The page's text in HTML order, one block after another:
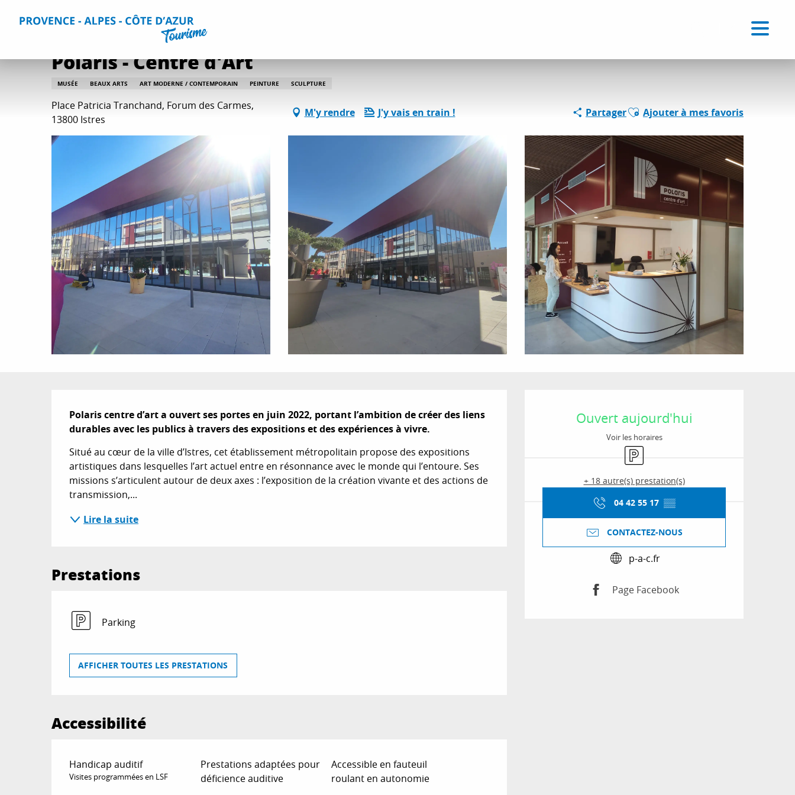
Accueil Que faire ? Culture et patrimoine
Polaris - Centre d'Art
MUSÉE BEAUX ARTS ART MODERNE / CONTEMPORAIN PEINTURE SCULPTURE
Place Patricia Tranchand, Forum des Carmes,
13800 Istres
M'y rendre J'y vais en train ! PartagerAjouter aux favoris
Ajouter à mes favoris
Ouverture et
Ouvert aujourd'hui
Voir les horaires
Parking
+ 18 autre(s) prestation(s)
04 42 55 17 ▒▒
CONTACTEZ-NOUS
p-a-c.fr
Page Facebook
Description
Polaris centre d’art a ouvert ses portes en juin 2022, portant l’ambition de créer des liens
durables avec les publics à travers des expositions et des expériences à vivre.
Situé au cœur de la ville d’Istres, cet établissement métropolitain propose des expositions
artistiques dans lesquelles l’art actuel entre en résonnance avec le monde qui l’entoure. Ses
missions s’articulent autour de deux axes : l’exposition de la création vivante et des actions de
transmission,...
Lire la suite
Prestations
Parking
AFFICHER TOUTES LES PRESTATIONS
Accessibilité
Handicap auditif
Visites programmées en LSF
Prestations adaptées pour
déficience auditive
Accessible en fauteuil
roulant en autonomie